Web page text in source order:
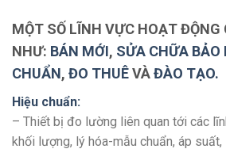
MỘT SỐ LĨNH VỰC HOẠT ĐỘNG
NHƯ: BÁN MỚI, SỬA CHỮA BẢO
CHUẨN, ĐO THUÊVÀĐÀO TẠO.
Hiệu chuẩn:
– Thiết bị đo lường liên quan tới các
khối lượng, lý hóa-mẫu chuẩn, áp